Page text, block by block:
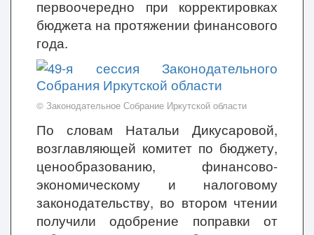
первоочередно при корректировках
бюджета на протяжении финансового
года.
© Законодательное Собрание Иркутской области
По словам Натальи Дикусаровой,
возглавляющей комитет по бюджету,
ценообразованию, финансово-
экономическому и налоговому
законодательству, во втором чтении
получили одобрение поправки от